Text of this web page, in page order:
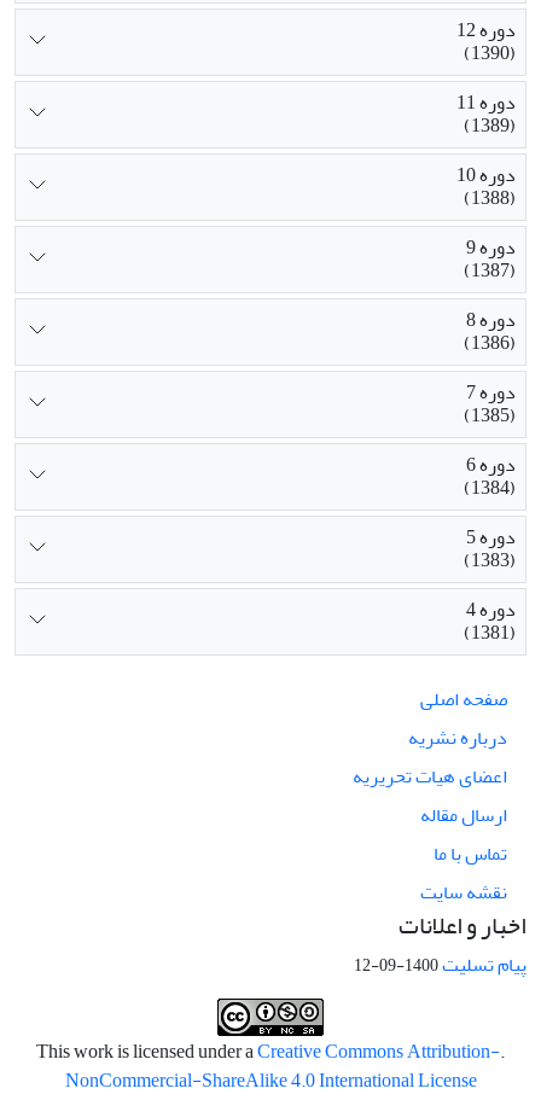
دوره 12
(1390)
دوره 11
(1389)
دوره 10
(1388)
دوره 9
(1387)
دوره 8
(1386)
دوره 7
(1385)
دوره 6
(1384)
دوره 5
(1383)
دوره 4
(1381)
صفحه اصلی
درباره نشریه
اعضای هیات تحریریه
ارسال مقاله
تماس با ما
نقشه سایت
اخبار و اعلانات
پیام تسلیت1400-09-12
.This work is licensed under a
Creative Commons Attribution-
NonCommercial-ShareAlike 4.0 International License